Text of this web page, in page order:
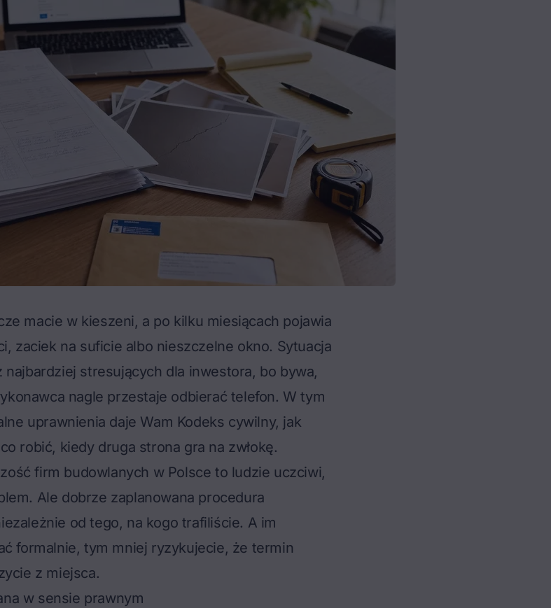
macie w kieszeni, a po kilku miesiącach pojawia
zaciek na suficie albo nieszczelne okno. Sytuacja
najbardziej stresujących dla inwestora, bo bywa,
nagle przestaje odbierać telefon. W tym
uprawnienia daje Wam Kodeks cywilny, jak
robić, kiedy druga strona gra na zwłokę.
firm budowlanych w Polsce to ludzie uczciwi,
Ale dobrze zaplanowana procedura
od tego, na kogo trafiliście. A im
formalnie, tym mniej ryzykujecie, że termin
z miejsca.
w sensie prawnym